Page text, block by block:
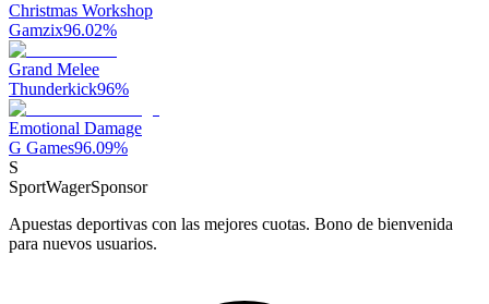
Christmas Workshop
Gamzix96.02%
Grand Melee
Thunderkick96%
Emotional Damage
G Games96.09%
S
SportWagerSponsor
Apuestas deportivas con las mejores cuotas. Bono de bienvenida
para nuevos usuarios.